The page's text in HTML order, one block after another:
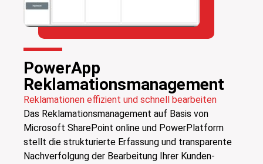
PowerApp
Reklamationsmanagement
Reklamationen effizient und schnell bearbeiten
Das Reklamationsmanagement auf Basis von
Microsoft SharePoint online und PowerPlatform
stellt die strukturierte Erfassung und transparente
Nachverfolgung der Bearbeitung Ihrer Kunden-